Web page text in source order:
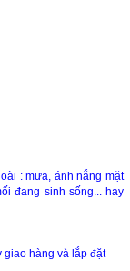
: mưa, ánh nắng mặt
đang sinh sống... hay
hàng và lắp đặt